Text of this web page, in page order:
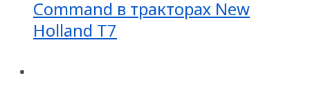
Command в тракторах New
Holland T7